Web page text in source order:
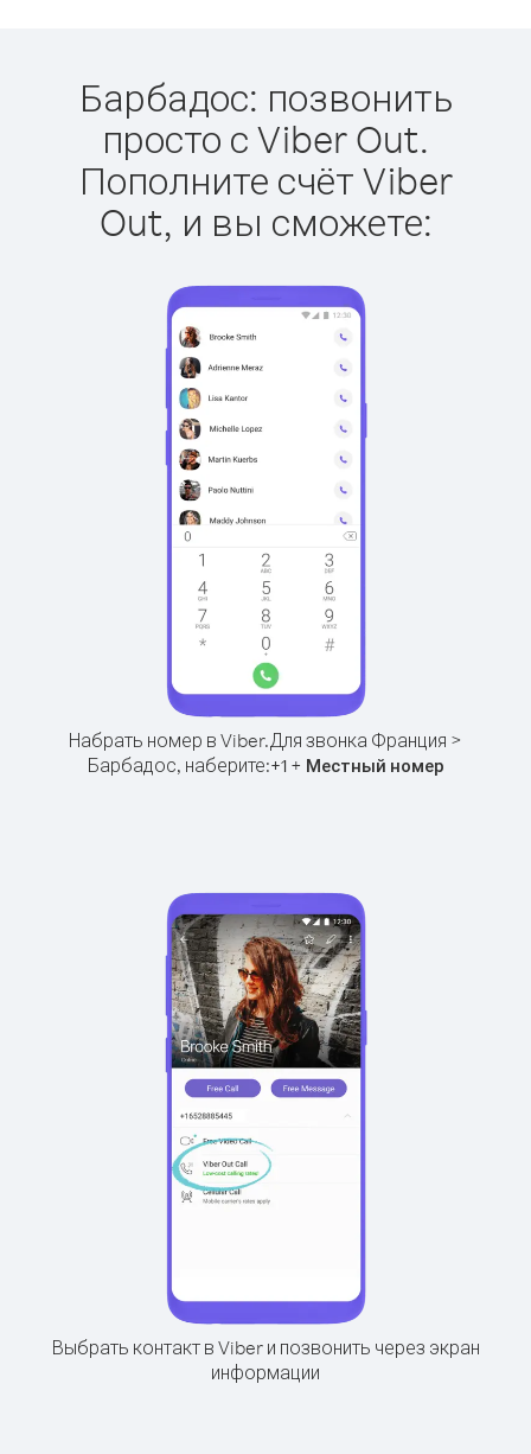
Барбадос: позвонить
просто с Viber Out.
Пополните счёт Viber
Out, и вы сможете:
Набрать номер в Viber.Для звонка Франция >
Барбадос, наберите:+1+ Местный номер
Выбрать контакт в Viber и позвонить через экран
информации